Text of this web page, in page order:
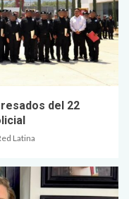
del 22
Latina